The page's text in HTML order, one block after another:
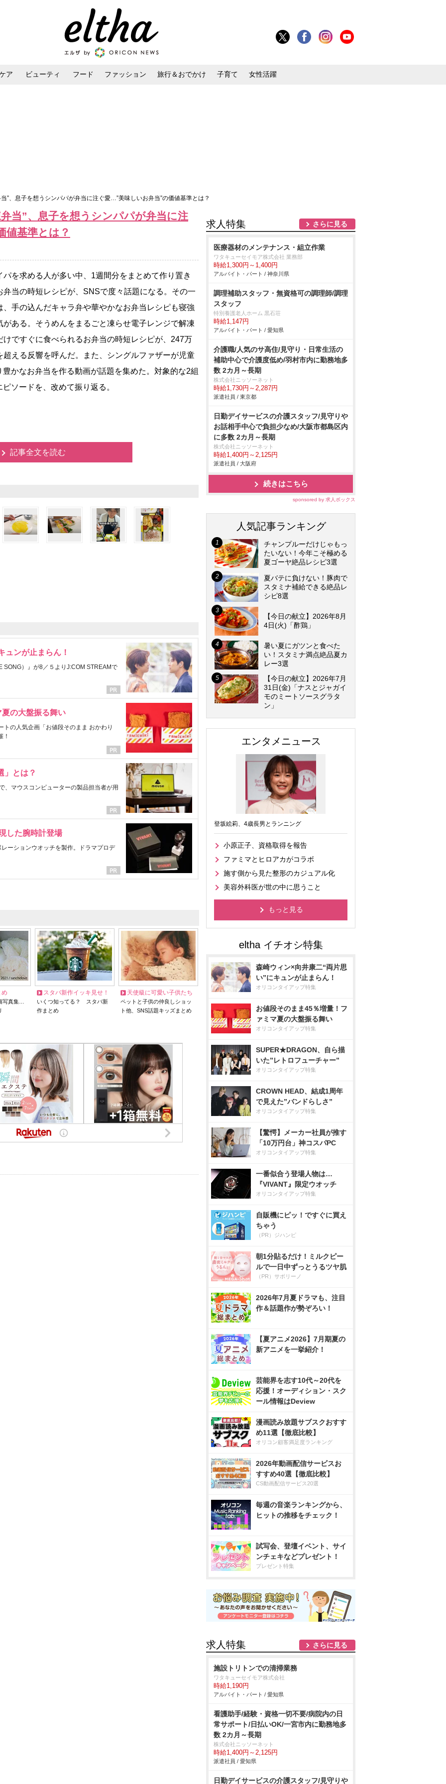
ア ビューティ フード ファッション 旅行＆おでかけ 子育て 女性活躍
”、息子を想うシンパパが弁当に注ぐ愛…”美味しいお弁当”の価値基準とは？
当”、息子を想うシンパパが弁当に注
値基準とは？
を求める人が多い中、1週間分をまとめて作り置き
弁当の時短レシピが、SNSで度々話題になる。その一
、手の込んだキャラ弁や華やかなお弁当レシピも寝強
がある。そうめんをまるごと凍らせ電子レンジで解凍
けですぐに食べられるお弁当の時短レシピが、247万
超える反響を呼んだ。また、シングルファザーが児童
かなお弁当を作る動画が話題を集めた。対象的な2組
ソードを、改めて振り返る。
記事全文を読む
ュンが止まらん！
SONG）』が8／５よりJ:COM STREAMで
の大盤振る舞い
の人気企画「お値段そのまま おかわり
！
」とは？
、マウスコンピューターの製品担当者が用
した腕時計登場
ーションウオッチを製作。ドラマプロデ
め
写真集…
スタバ新作イッキ見せ！
いくつ知ってる？ スタバ新
作まとめ
天使級に可愛い子供たち
ペットと子供の仲良しショッ
ト他、SNS話題キッズまとめ
求人特集 さらに見る
医療器材のメンテナンス・組立作業
ワタキューセイモア株式会社 業務部
時給1,300円～1,400円
アルバイト・パート / 神奈川県
調理補助スタッフ・無資格可の調理師/調理
スタッフ
特別養護老人ホーム 黒石荘
時給1,147円
アルバイト・パート / 愛知県
介護職/人気のサ高住/見守り・日常生活の
補助中心で介護度低め/羽村市内に勤務地多
数 2カ月～長期
株式会社ニッソーネット
時給1,730円～2,287円
派遣社員 / 東京都
日勤デイサービスの介護スタッフ/見守り
お話相手中心で負担少なめ/大阪市都島区内
に多数 2カ月～長期
株式会社ニッソーネット
時給1,400円～2,125円
派遣社員 / 大阪府
続きはこちら
sponsored by 求人ボックス
人気記事ランキング
チャンプルーだけじゃもっ
たいない！今年こそ極める
夏ゴーヤ絶品レシピ3選
夏バテに負けない！豚肉で
スタミナ補給できる絶品レ
シピ8選
【今日の献立】2026年8月
4日(火)「酢鶏」
暑い夏にガツンと食べた
い！スタミナ満点絶品夏カ
レー3選
【今日の献立】2026年7月
31日(金)「ナスとジャガイ
モのミートソースグラタ
ン」
エンタメニュース
登坂絵莉、4歳長男とランニング
小原正子、資格取得を報告
ファミマとヒロアカがコラボ
施す側から見た整形のカジュアル化
美容外科医が世の中に思うこと
もっと見る
森崎ウィン×向井康二“両片思
い”にキュンが止まらん！
オリコンタイアップ特集
お値段そのまま45％増量！フ
ァミマ夏の大盤振る舞い
オリコンタイアップ特集
SUPER★DRAGON、自ら描
いた”レトロフューチャー”
オリコンタイアップ特集
CROWN HEAD、結成1周年
で見えた”バンドらしさ”
オリコンタイアップ特集
【驚愕】メーカー社員が推す
「10万円台」神コスパPC
オリコンタイアップ特集
一番似合う登場人物は…
『VIVANT』限定ウオッチ
オリコンタイアップ特集
自販機にピッ！ですぐに買え
ちゃう
（PR）ジハンピ
朝1分貼るだけ！ミルクピー
ルで一日中ずっとうるツヤ肌
（PR）サボリーノ
2026年7月夏ドラマも、注目
作＆話題作が勢ぞろい！
【夏アニメ2026】7月期夏の
新アニメを一挙紹介！
芸能界を志す10代～20代を
応援！オーディション・スク
ール情報はDeview
漫画読み放題サブスクおすす
め11選【徹底比較】
オリコン顧客満足度ランキング
2026年動画配信サービスお
すすめ40選【徹底比較】
CS動画配信サービス20選
毎週の音楽ランキングから、
ヒットの推移をチェック！
試写会、登壇イベント、サイ
ンチェキなどプレゼント！
プレゼント特集
求人特集 さらに見る
施設トリトンでの清掃業務
ワタキューセイモア株式会社
時給1,190円
アルバイト・パート / 愛知県
看護助手/経験・資格一切不要/病院内の日
常サポート/日払いOK/一宮市内に勤務地多
数 2カ月～長期
株式会社ニッソーネット
時給1,400円～2,125円
派遣社員 / 愛知県
日勤デイサービスの介護スタッフ/見守り